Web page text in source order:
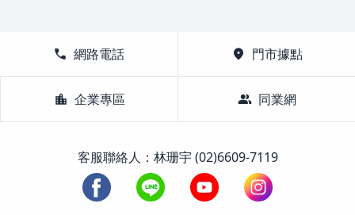
call 網路電話 location_on 門市據點
location_city 企業專區 group 同業網
客服聯絡人：林珊宇 (02)6609-7119